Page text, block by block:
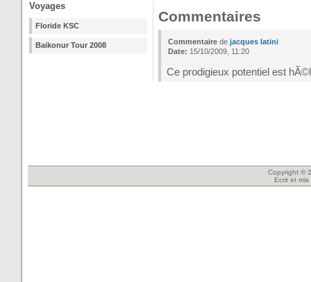
Voyages
Floride KSC
Baikonur Tour 2008
Commentaires
Commentaire de jacques latini
Date: 15/10/2009, 11:20
Ce prodigieux potentiel est
Copyright ©
Ecrit et